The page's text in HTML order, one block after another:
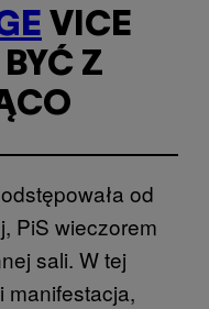
VICE
Z
od
PiS wieczorem
sali. W tej
manifestacja,